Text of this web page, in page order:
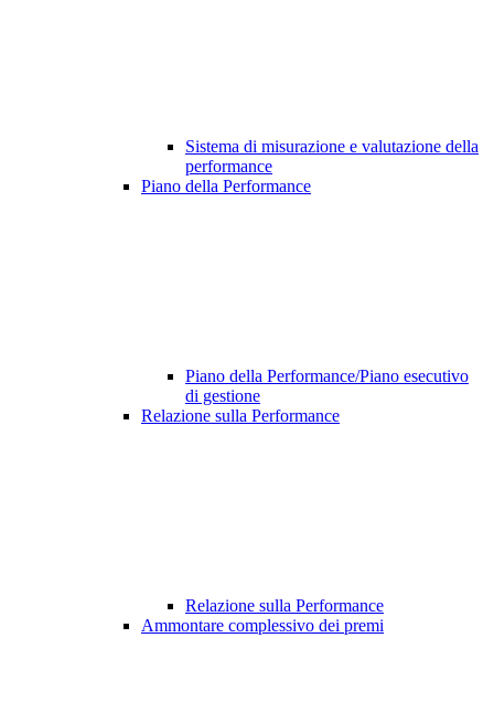
Sistema di misurazione e valutazione della
performance
Piano della Performance
Piano della Performance/Piano esecutivo
di gestione
Relazione sulla Performance
Relazione sulla Performance
Ammontare complessivo dei premi